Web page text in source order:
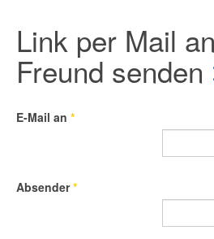
Link per Mail
Freund senden
E-Mail an *
Absender*